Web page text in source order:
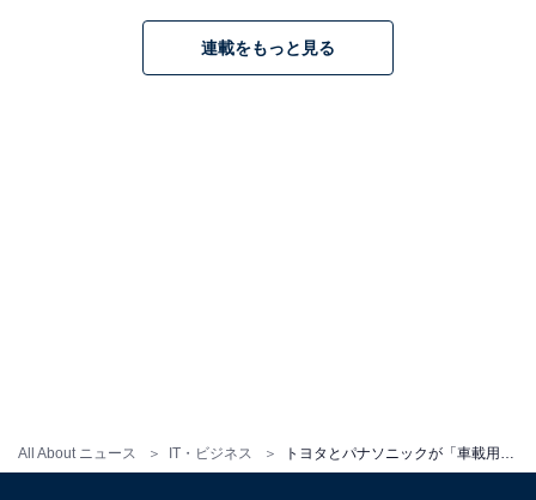
All About ニュース IT・ビジネス
よりスピードが求められると判断し、トヨタからパナソ
ニックに声を掛けたとしている。
繰り返した危機感の表れであり、電動化でもクルマをコ
連載をもっと見る